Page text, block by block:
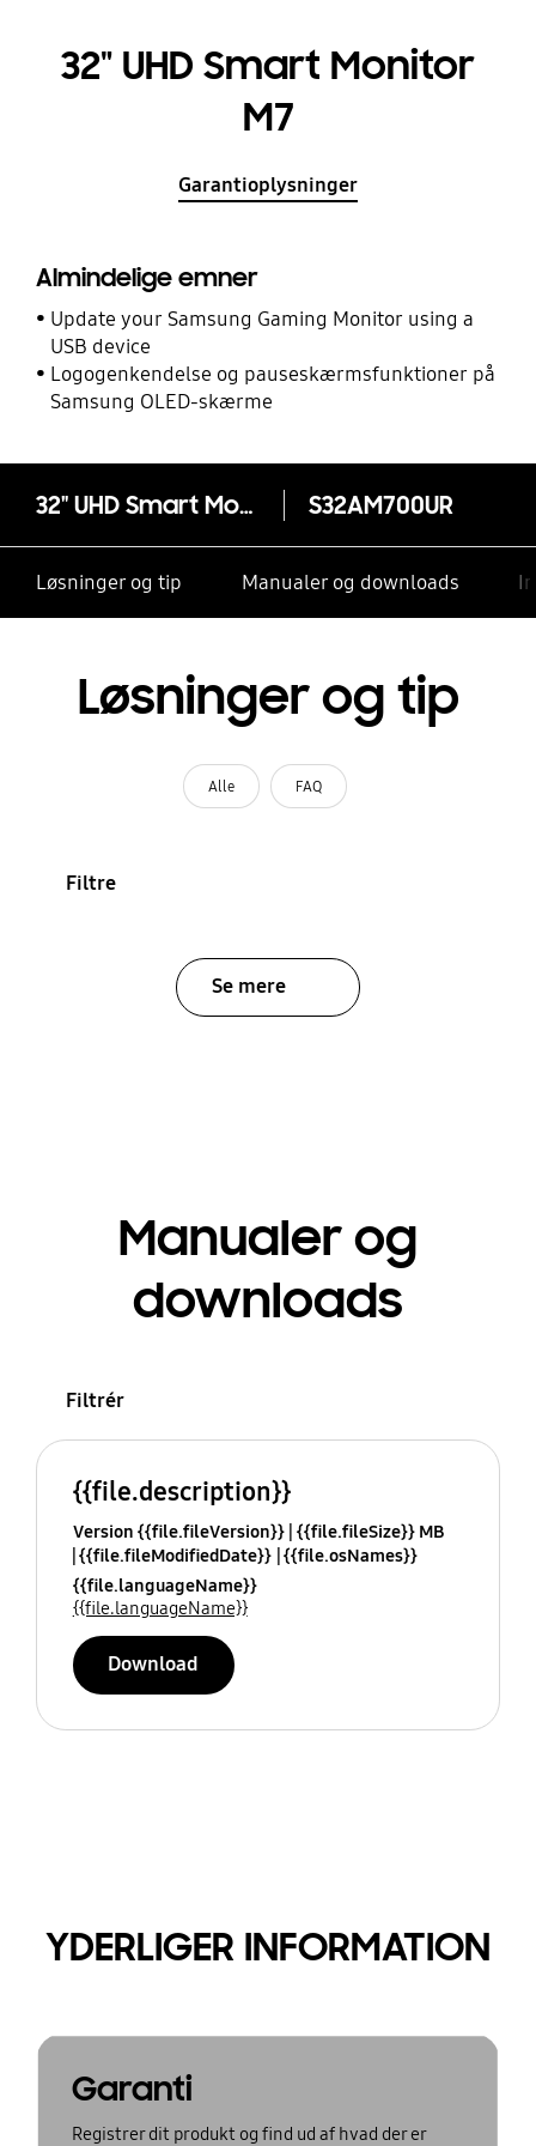
32" UHD Smart Monitor
M7
Garantioplysninger
Almindelige emner
Update your Samsung Gaming Monitor using a
USB device
Logogenkendelse og pauseskærmsfunktioner på
Samsung OLED-skærme
32" UHD Smart Monitor M7 S32AM700UR
Løsninger og tip Manualer og downloads
Løsninger og tip
Alle FAQ
Filtre
Se mere
Manualer og
downloads
Filtrér
{{file.description}}
Version {{file.fileVersion}} {{file.fileSize}} MB
{{file.fileModifiedDate}} {{file.osNames}}
{{file.languageName}}
{{file.languageName}}
Download
YDERLIGER INFORMATION
Garanti
Registrer dit produkt og find ud af hvad der er